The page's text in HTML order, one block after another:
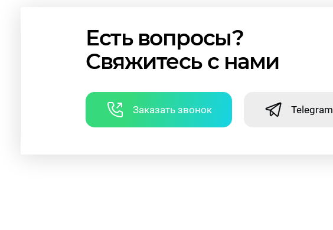
Есть вопросы?
Свяжитесь с нами
Заказать звонок Telegram